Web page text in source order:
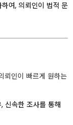
여, 의뢰인이 법적 문
뢰인이 빠르게 원하는
신속한 조사를 통해